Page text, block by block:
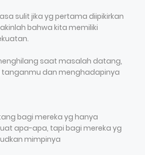
sulit jika yg pertama diipikirkan
bahwa kita memiliki
saat masalah datang,
dan menghadapinya
bagi mereka yg hanya
apa-apa, tapi bagi mereka yg
mimpinya